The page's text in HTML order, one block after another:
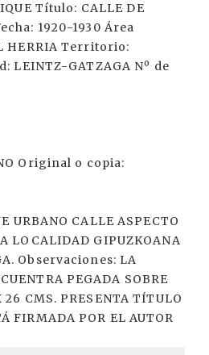
Título: CALLE DE
1920-1930 Área
HERRIA Territorio:
LEINTZ-GATZAGA Nº de
Original o copia:
URBANO CALLE ASPECTO
LOCALIDAD GIPUZKOANA
Observaciones: LA
PEGADA SOBRE
26 CMS. PRESENTA TÍTULO
FIRMADA POR EL AUTOR